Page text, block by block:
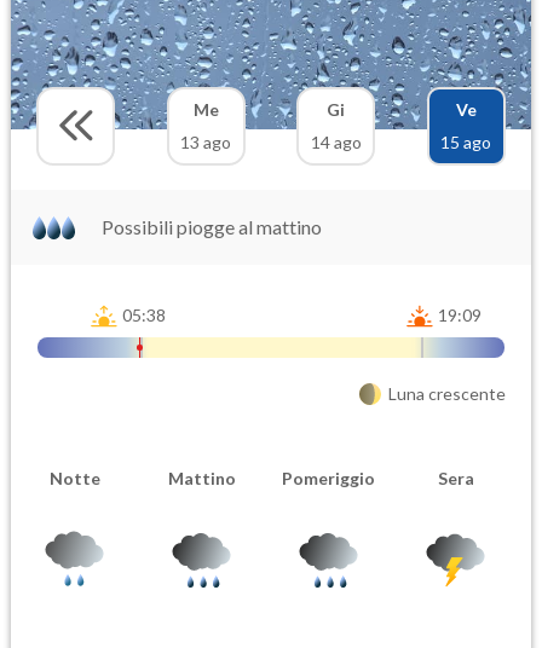
Me
13 ago
Gi
14 ago
Ve
15 ago
Possibili piogge al mattino
05:38 19:09
Luna crescente
Notte Mattino Pomeriggio Sera